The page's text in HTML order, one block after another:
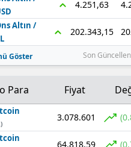
4.251,63
Altın /
202.343,15
Göster Son
Para Fiyat
3.078.601
64.818,59